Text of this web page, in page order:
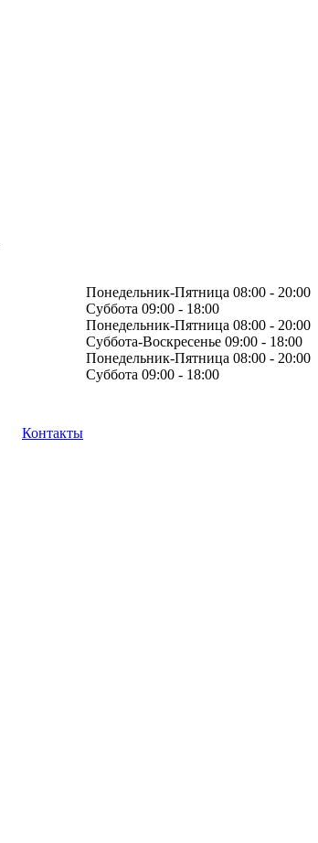
Понедельник-Пятница 08:00 - 20:00
Суббота 09:00 - 18:00
Понедельник-Пятница 08:00 - 20:00
Суббота-Воскресенье 09:00 - 18:00
Понедельник-Пятница 08:00 - 20:00
Суббота 09:00 - 18:00
Контакты